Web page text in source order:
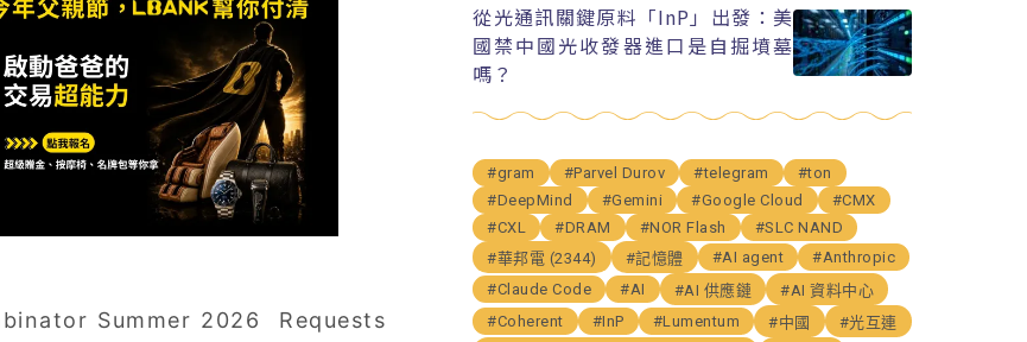
Summer 2026 Requests
從光通訊關鍵原料「InP」出發：美
國禁中國光收發器進口是自掘墳墓
嗎？
#gram #Parvel Durov #telegram
#ton
#DeepMind
#Gemini #Google Cloud
#CMX
#CXL
#DRAM #NOR Flash
#SLC NAND
#華邦電 (2344)
#記憶體 #AI agent
#Anthropic
#Claude Code
#AI #AI 供應鏈
#AI 資料中心
#Coherent
#InP #Lumentum #中國
#光互連